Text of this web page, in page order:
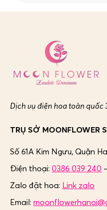
Dịch vụ điện hoa toàn quốc
TRỤ SỞ MOONFLOWER
Số 61A Kim Ngưu, Quận
Điện thoại: 0386 039 240 –
Zalo đặt hoa: Link zalo
Email: